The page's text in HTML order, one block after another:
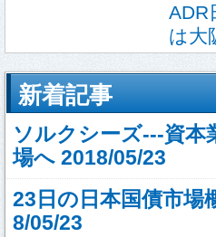
ADR
は大
新着記事
ソルクシーズ---資本
場へ 2018/05/23
23日の日本国債市場
8/05/23